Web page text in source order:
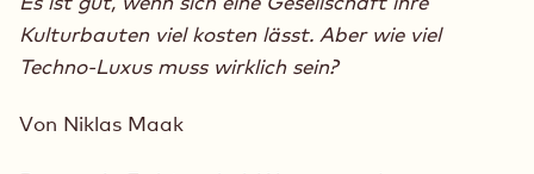
Kulturbauten viel kosten lässt. Aber wie viel
Techno-Luxus muss wirklich sein?
Von Niklas Maak